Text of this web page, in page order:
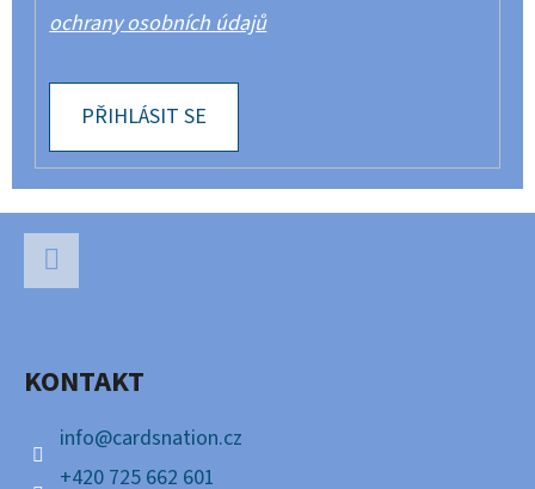
ochrany osobních údajů
PŘIHLÁSIT SE
KONTAKT
info@cardsnation.cz
+420 725 662 601